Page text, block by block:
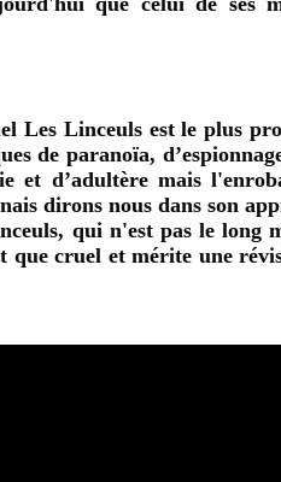
Les Linceuls est le plus
de paranoïa,
et d’adultère mais
dirons nous dans son
qui n'est pas le long
que cruel et mérite une